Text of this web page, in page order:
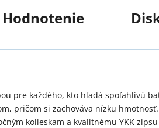
Hodnotenie
pre každého, kto hľadá spoľahlivú
pričom si zachováva nízku
kolieskam a kvalitnému YKK